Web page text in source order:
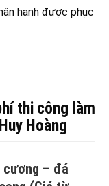
hạnh được phục
thi công làm
Hoàng
cương – đá